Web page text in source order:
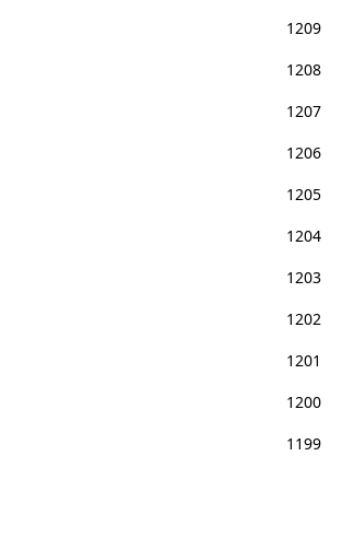
1209
1208
1207
1206
1205
1204
1203
1202
1201
1200
1199